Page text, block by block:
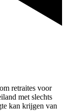
retraites voor
met slechts
kan krijgen van